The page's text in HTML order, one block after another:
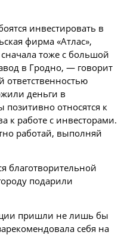
инвестировать в
фирма «Атлас»,
тоже с большой
в Гродно, — говорит
ответственностью
деньги в
относятся к
к работе с инвесторами.
работай, выполняй
благотворительной
подарили
пришли не лишь бы
себя на